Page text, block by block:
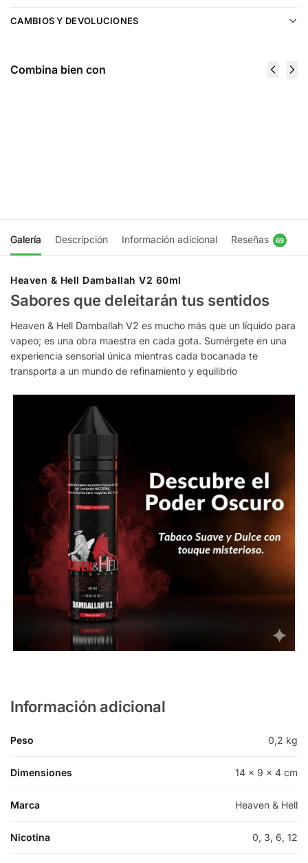
CAMBIOS Y DEVOLUCIONES
Combina bien con
Galería Descripción Información adicional Reseñas 69
Heaven & Hell Damballah V2 60ml
Sabores que deleitarán tus sentidos
Heaven & Hell Damballah V2 es mucho más que un líquido para
vapeo; es una obra maestra en cada gota. Sumérgete en una
experiencia sensorial única mientras cada bocanada te
transporta a un mundo de refinamiento y equilibrio
Información adicional
Peso 0,2 kg
Dimensiones 14 × 9 × 4 cm
Marca Heaven & Hell
Nicotina 0, 3, 6, 12